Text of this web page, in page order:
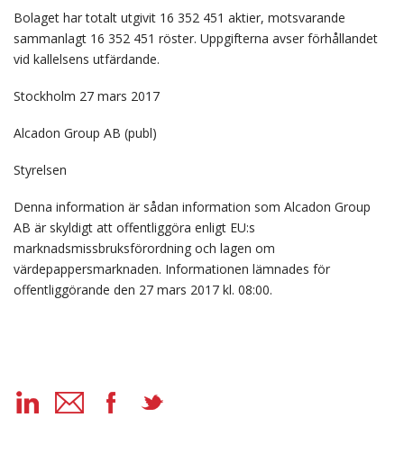
Bolaget har totalt utgivit 16 352 451 aktier, motsvarande
sammanlagt 16 352 451 röster. Uppgifterna avser förhållandet
vid kallelsens utfärdande.
Stockholm 27 mars 2017
Alcadon Group AB (publ)
Styrelsen
Denna information är sådan information som Alcadon Group
AB är skyldigt att offentliggöra enligt EU:s
marknadsmissbruksförordning och lagen om
värdepappersmarknaden. Informationen lämnades för
offentliggörande den 27 mars 2017 kl. 08:00.